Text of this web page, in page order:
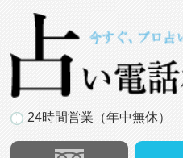
24時間営業（年中無休）